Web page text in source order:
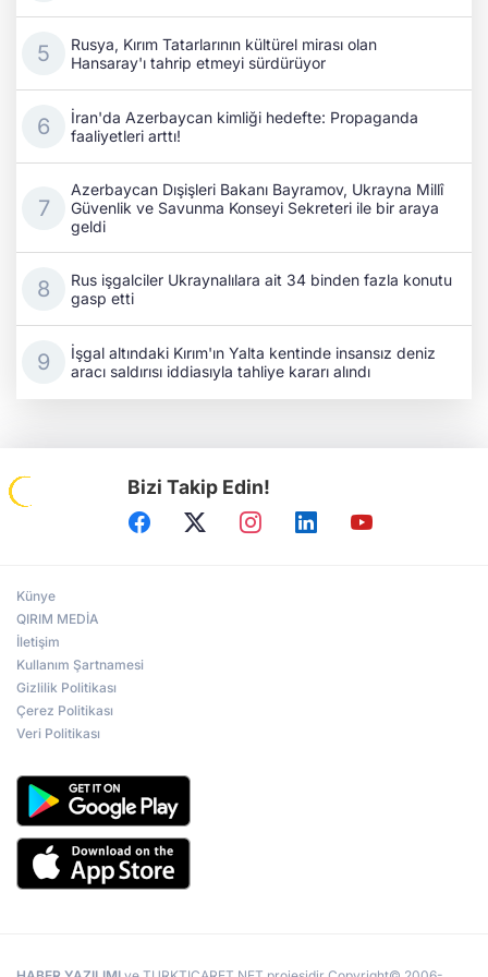
Rusya, Kırım Tatarlarının kültürel mirası olan
Hansaray'ı tahrip etmeyi sürdürüyor
İran'da Azerbaycan kimliği hedefte: Propaganda
faaliyetleri arttı!
Azerbaycan Dışişleri Bakanı Bayramov, Ukrayna Millî
Güvenlik ve Savunma Konseyi Sekreteri ile bir araya
geldi
Rus işgalciler Ukraynalılara ait 34 binden fazla konutu
gasp etti
İşgal altındaki Kırım'ın Yalta kentinde insansız deniz
aracı saldırısı iddiasıyla tahliye kararı alındı
Bizi Takip Edin!
Künye
QIRIM MEDİA
İletişim
Kullanım Şartnamesi
Gizlilik Politikası
Çerez Politikası
Veri Politikası